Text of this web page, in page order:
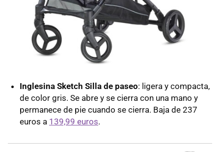
Inglesina Sketch Silla de paseo: ligera y compacta,
de color gris. Se abre y se cierra con una mano y
permanece de pie cuando se cierra. Baja de 237
euros a 139,99 euros.